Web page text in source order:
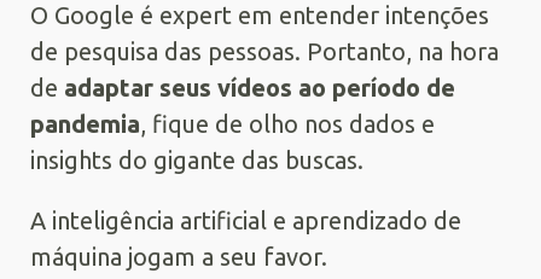
O Google é expert em entender intenções
de pesquisa das pessoas. Portanto, na hora
de adaptar seus vídeos ao período de
pandemia, fique de olho nos dados e
insights do gigante das buscas.
A inteligência artificial e aprendizado de
máquina jogam a seu favor.